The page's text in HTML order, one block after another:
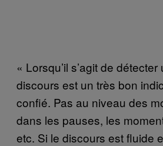
« Lorsqu’il s’agit de
discours est un très bon
confié. Pas au niveau des
dans les pauses, les
etc. Si le discours est fluide